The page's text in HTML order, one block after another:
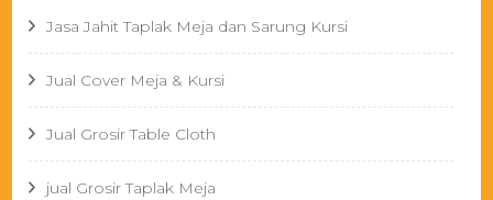
Jasa Jahit Taplak Meja dan Sarung Kursi
Jual Cover Meja & Kursi
Jual Grosir Table Cloth
jual Grosir Taplak Meja